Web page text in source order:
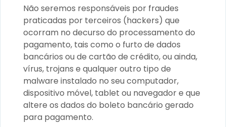
Não seremos responsáveis por fraudes
praticadas por terceiros (hackers) que
ocorram no decurso do processamento do
pagamento, tais como o furto de dados
bancários ou de cartão de crédito, ou ainda,
vírus, trojans e qualquer outro tipo de
malware instalado no seu computador,
dispositivo móvel, tablet ou navegador e que
altere os dados do boleto bancário gerado
para pagamento.